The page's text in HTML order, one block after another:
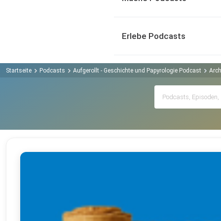
Erlebe Podcasts
Startseite Podcasts Aufgerollt - Geschichte und Papyrologie Podcast